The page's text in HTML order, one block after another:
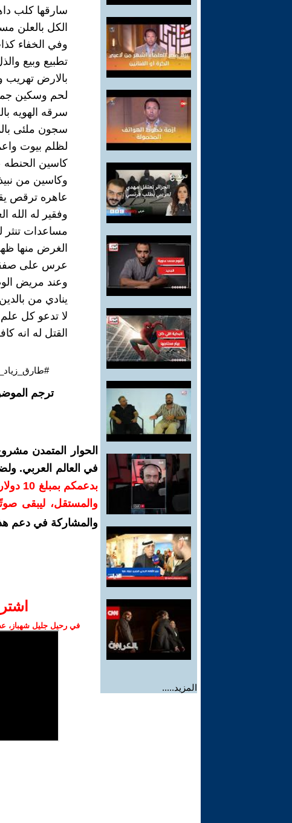
المزيد.....
سارقها كلب
الكل بالعلن
وفي الخفاء
تطبيع وبيع
بالارض تهريب
لحم وسكين
سرقه الهويه
سجون ملئى
لظلم بيوت
كاسين الحنطه
وكاسين من نبيذ
عاهره ترقص
وفقير له الله
مساعدات تنثر
الغرض منها
عرس على
وعند مريض
ينادي من
لا تدعو كل
القتل له انه
ترجم
الحوار المتمدن
في العالم العربي.
والمستقل، ليبقى
والمشاركة في دعم
في رحيل جليل شهباز،